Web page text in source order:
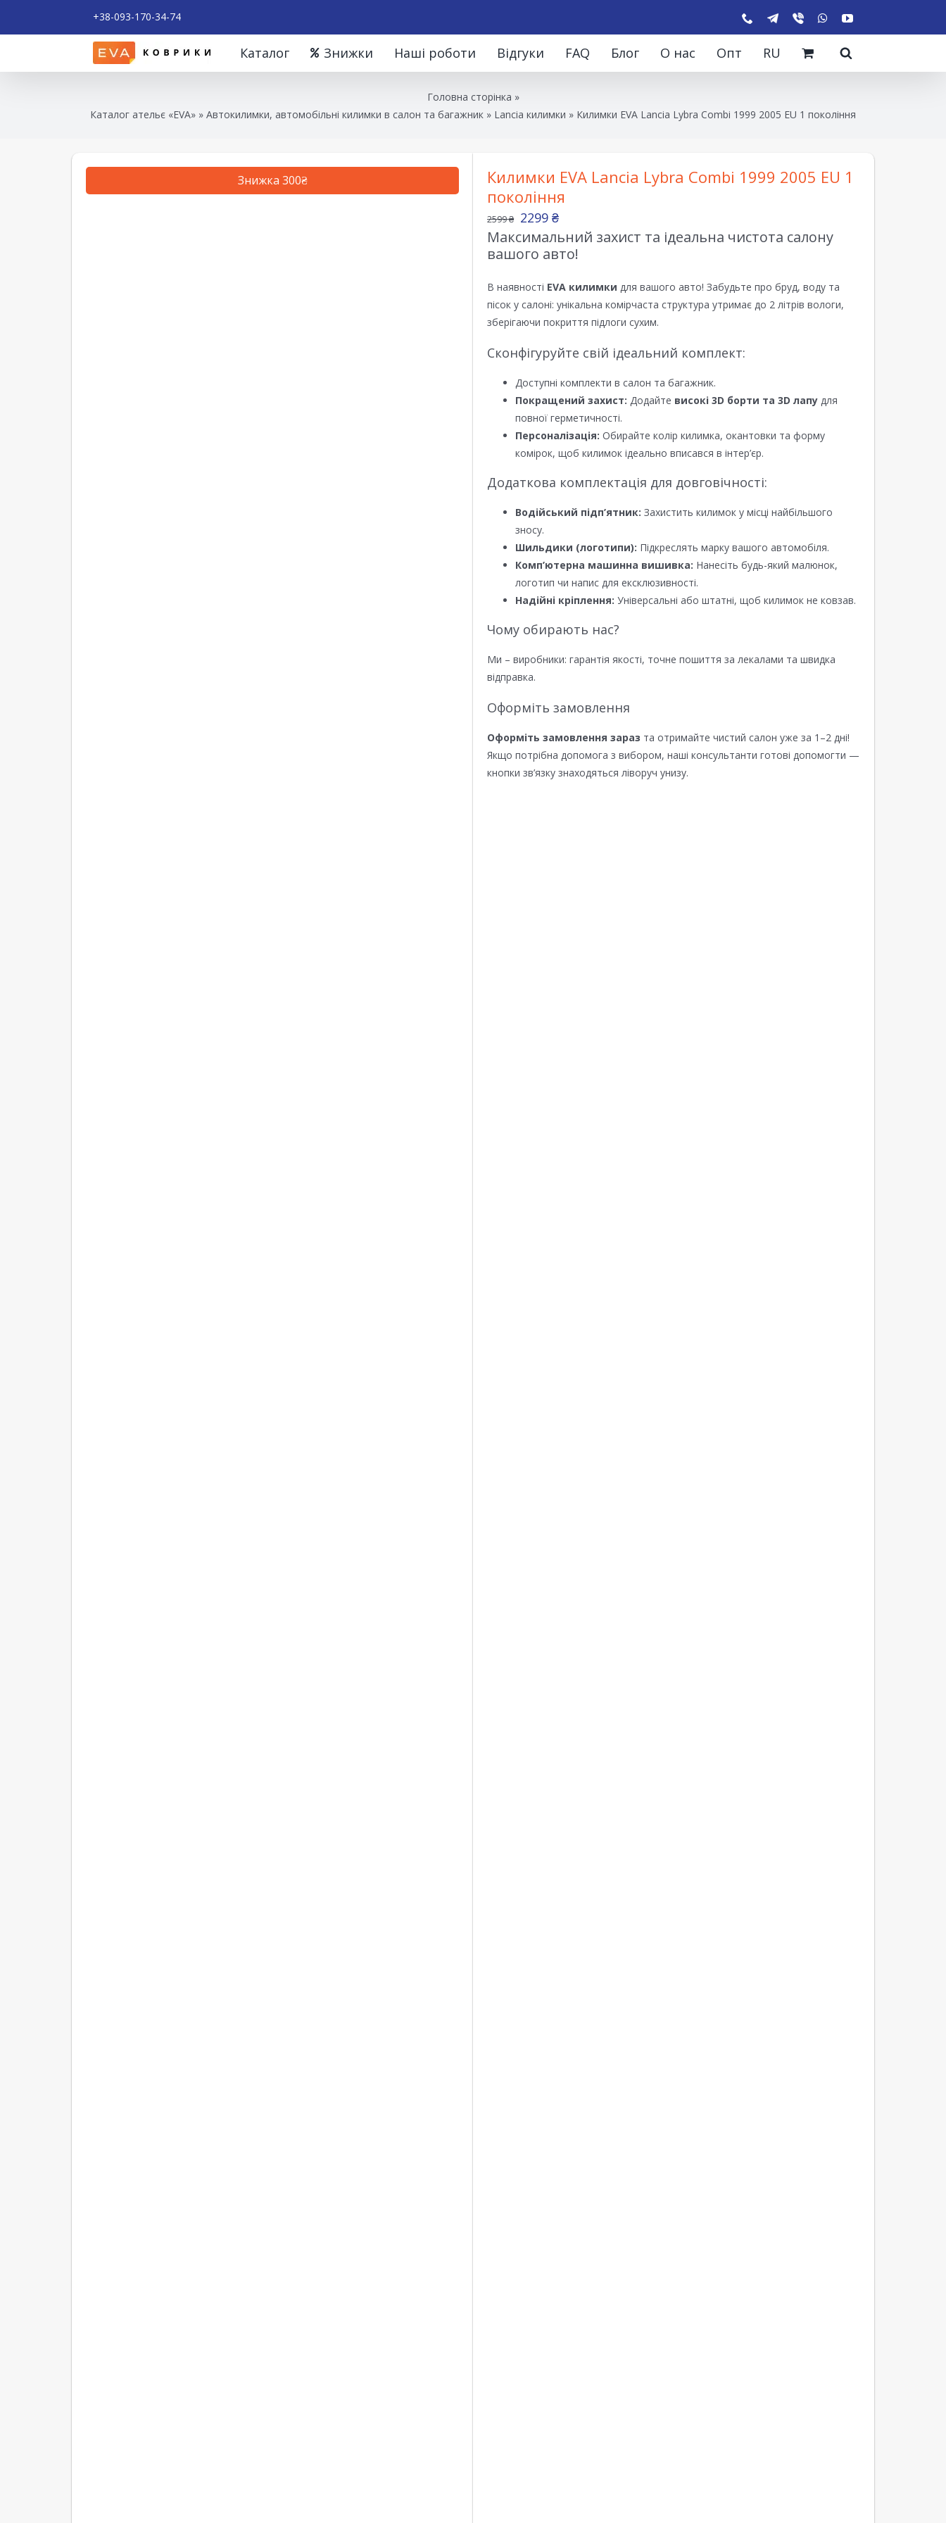
+38-093-170-34-74
Каталог Знижки Наші роботи Відгуки FAQ Блог О нас Опт RU
Головна сторінка »
Каталог ательє «EVA» » Автокилимки, автомобільні килимки в салон та багажник » Lancia килимки » Килимки EVA Lancia Lybra Combi 1999 2005 EU 1 покоління
Знижка 300₴
Килимки EVA Lancia Lybra Combi 1999 2005 EU 1
покоління
2599₴ 2299 ₴
Максимальний захист та ідеальна чистота салону
вашого авто!
В наявності EVA килимки для вашого авто! Забудьте про бруд, воду та
пісок у салоні: унікальна комірчаста структура утримає до 2 літрів вологи,
зберігаючи покриття підлоги сухим.
Сконфігуруйте свій ідеальний комплект:
Доступні комплекти в салон та багажник.
Покращений захист: Додайте високі 3D борти та 3D лапу для
повної герметичності.
Персоналізація: Обирайте колір килимка, окантовки та форму
комірок, щоб килимок ідеально вписався в інтер’єр.
Додаткова комплектація для довговічності:
Водійський підп’ятник: Захистить килимок у місці найбільшого
зносу.
Шильдики (логотипи): Підкреслять марку вашого автомобіля.
Комп’ютерна машинна вишивка: Нанесіть будь-який малюнок,
логотип чи напис для ексклюзивності.
Надійні кріплення: Універсальні або штатні, щоб килимок не ковзав.
Чому обирають нас?
Ми – виробники: гарантія якості, точне пошиття за лекалами та швидка
відправка.
Оформіть замовлення
Оформіть замовлення зараз та отримайте чистий салон уже за 1–2 дні!
Якщо потрібна допомога з вибором, наші консультанти готові допомогти —
кнопки зв’язку знаходяться ліворуч унизу.